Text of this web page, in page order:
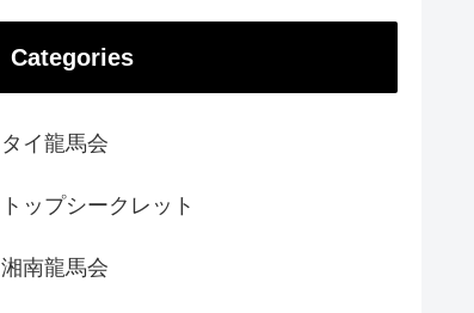
Categories
タイ龍馬会
トップシークレット
湘南龍馬会